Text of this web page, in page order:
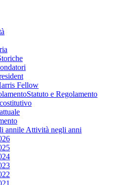
Fellow
Statuto e Regolamento
annile Attività negli anni